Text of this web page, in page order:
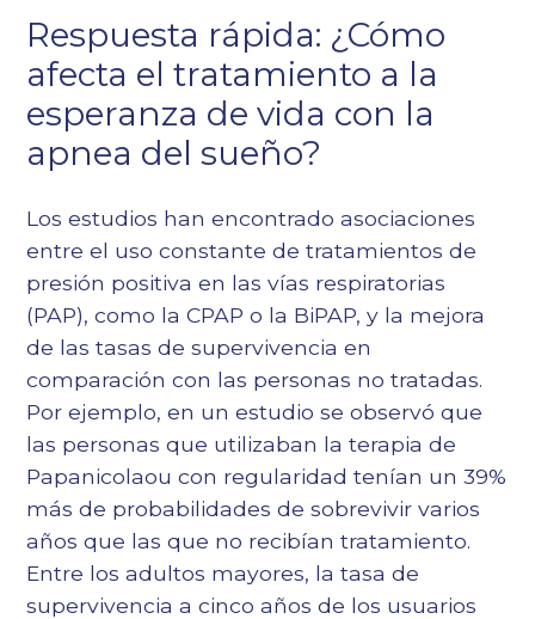
Respuesta rápida: ¿Cómo
afecta el tratamiento a la
esperanza de vida con la
apnea del sueño?
Los estudios han encontrado asociaciones
entre el uso constante de tratamientos de
presión positiva en las vías respiratorias
(PAP), como la CPAP o la BiPAP, y la mejora
de las tasas de supervivencia en
comparación con las personas no tratadas.
Por ejemplo, en un estudio se observó que
las personas que utilizaban la terapia de
Papanicolaou con regularidad tenían un 39%
más de probabilidades de sobrevivir varios
años que las que no recibían tratamiento.
Entre los adultos mayores, la tasa de
supervivencia a cinco años de los usuarios